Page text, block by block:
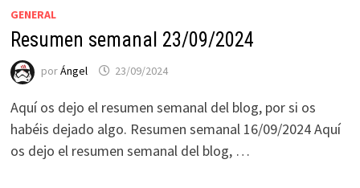
GENERAL
Resumen semanal 23/09/2024
porÁngel 23/09/2024
Aquí os dejo el resumen semanal del blog, por si os
habéis dejado algo. Resumen semanal 16/09/2024 Aquí
os dejo el resumen semanal del blog, …